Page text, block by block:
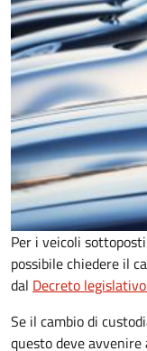
Per i veicoli
possibile chiedere il
dal Decreto
Se il cambio di
questo deve